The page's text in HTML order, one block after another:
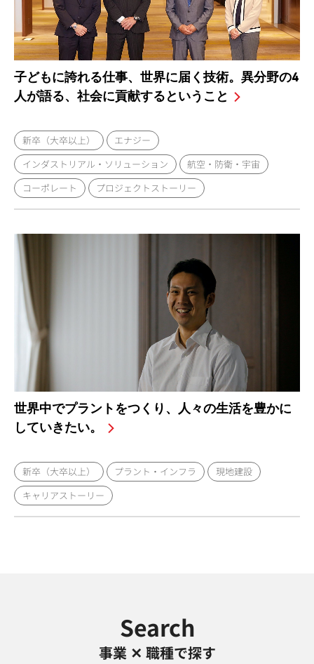
子どもに誇れる仕事、世界に届く技術。異分野の4
人が語る、社会に貢献するということ
新卒（大卒以上）
エナジー
インダストリアル・ソリューション
航空・防衛・宇宙
コーポレート
プロジェクトストーリー
世界中でプラントをつくり、人々の生活を豊かに
していきたい。
新卒（大卒以上） プラント・インフラ
現地建設
キャリアストーリー
Search
事業 ✕ 職種で探す